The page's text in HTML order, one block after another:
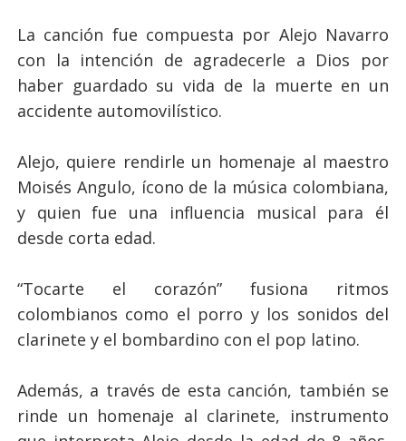
La canción fue compuesta por Alejo Navarro
con la intención de agradecerle a Dios por
haber guardado su vida de la muerte en un
accidente automovilístico.
Alejo, quiere rendirle un homenaje al maestro
Moisés Angulo, ícono de la música colombiana,
y quien fue una influencia musical para él
desde corta edad.
“Tocarte el corazón” fusiona ritmos
colombianos como el porro y los sonidos del
clarinete y el bombardino con el pop latino.
Además, a través de esta canción, también se
rinde un homenaje al clarinete, instrumento